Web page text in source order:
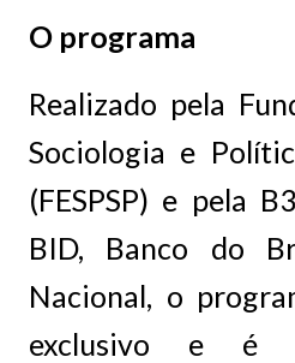
O programa
Realizado pela
Sociologia e
(FESPSP) e pela
BID, Banco do
Nacional, o
exclusivo e é